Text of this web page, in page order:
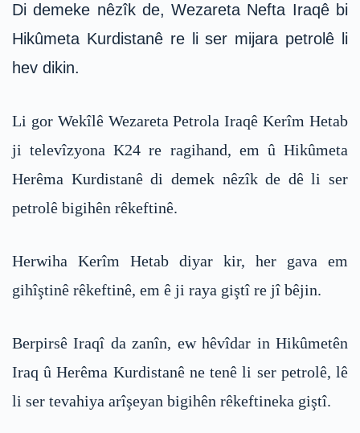
Di demeke nêzîk de, Wezareta Nefta Iraqê bi
Hikûmeta Kurdistanê re li ser mijara petrolê li
hev dikin.
Li gor Wekîlê Wezareta Petrola Iraqê Kerîm Hetab
ji televîzyona K24 re ragihand, em û Hikûmeta
Herêma Kurdistanê di demek nêzîk de dê li ser
petrolê bigihên rêkeftinê.
Herwiha Kerîm Hetab diyar kir, her gava em
gihîştinê rêkeftinê, em ê ji raya giştî re jî bêjin.
Berpirsê Iraqî da zanîn, ew hêvîdar in Hikûmetên
Iraq û Herêma Kurdistanê ne tenê li ser petrolê, lê
li ser tevahiya arîşeyan bigihên rêkeftineka giştî.